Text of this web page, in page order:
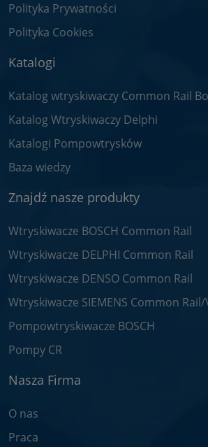
Polityka Prywatności
Polityka Cookies
Katalogi
Katalog wtryskiwaczy Common Rail
Katalog Wtryskiwaczy Delphi
Katalogi Pompowtrysków
Baza wiedzy
Znajdź nasze produkty
Wtryskiwacze BOSCH Common Rail
Wtryskiwacze DELPHI Common Rail
Wtryskiwacze DENSO Common Rail
Wtryskiwacze SIEMENS Common Rail/
Pompowtryskiwacze BOSCH
Pompy CR
Nasza Firma
O nas
Praca